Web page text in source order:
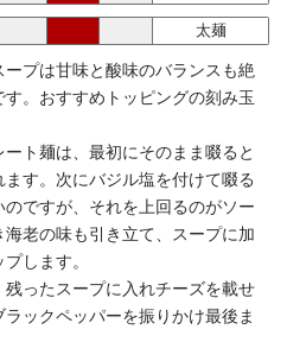
太麺
プは甘味と酸味のバランスも絶
。おすすめトッピングの刻み玉
ト麺は、最初にそのまま啜ると
す。次にバジル塩を付けて啜る
ですが、それを上回るのがソー
老の味も引き立て、スープに加
します。
ったスープに入れチーズを載せ
ックペッパーを振りかけ最後ま